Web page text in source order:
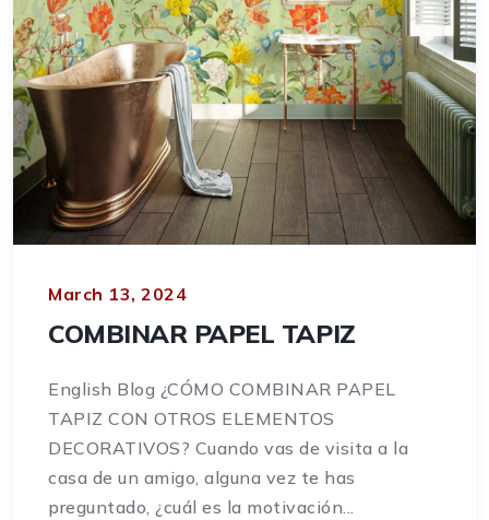
March 13, 2024
COMBINAR PAPEL TAPIZ
English Blog ¿CÓMO COMBINAR PAPEL
TAPIZ CON OTROS ELEMENTOS
DECORATIVOS? Cuando vas de visita a la
casa de un amigo, alguna vez te has
preguntado, ¿cuál es la motivación...